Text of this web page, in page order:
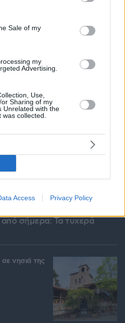
and its third-party tags to
purposes in below Google
Sale of my
my
Advertising.
Use,
Sharing of my
Unrelated with the
collected.
Access Privacy Policy
σήμερα: Τα τυχερά
σε νησιά της